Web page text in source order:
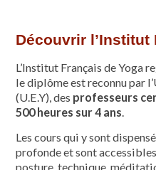
Découvrir l’Institut
L’Institut Français de Yoga
le diplôme est reconnu par
(U.E.Y), des professeurs
500 heures sur 4 ans.
Les cours qui y sont
profonde et sont
posture, technique,